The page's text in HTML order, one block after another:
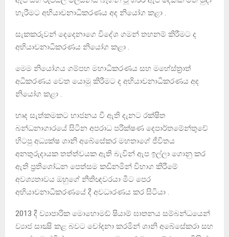
හැරීමට අභියාචනාධිකරණය අද නියෝග කළා .
සැකකරුවන් දෙදෙනාගෙ විදේශ ගමන් තහනම් කිරීමට ද
අභියාචනාධිකරණය නියෝග කළා .
මෙම නියෝගය ගම්පහ මහාධිකරණය සහ මහේස්ත්‍රාත්
අධිකරණය වෙත යොමු කිරීමට ද අභියාචනාධිකරණය අද
නියෝග කළා .
හෘද සැත්කමකට භාජනය වී ඇති දැනට රක්ෂිත
බන්ධනාගාරයේ සිටින අපරාධ පරීක්ෂණ දෙපාර්තමේන්තුවේ
හිටපු අධ්‍යක්ෂ ශානි අබේසේකර මහතාගේ ජීවිතය
අනතුරුදායක තත්ත්වයක ඇති බැවින් ඇප ඉල්ලා ගොනු කර
ඇති ප්‍රතිශෝධන පෙත්සම කඩිනමින් විභාග කිරීමේ
අවශ්‍යතාවය ඔහුගේ නීතිඥවරයා මීට පෙර
අභියාචනාධිකරණයේ දී අවධාරණය කර සිටියා .
2013 දී ව්‍යාපාරික මොහොමඩ් ෂියාම් ඝාතනය සම්බන්ධයෙන්
ව්‍යාජ සාක්‍ෂි කළ බවට චෝදනා කරමින් ශානි අබේසේකරා සහ